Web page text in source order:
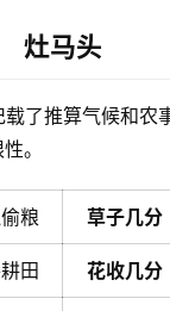
灶马头
了推算气候和农
。
粮 草子几分
田 花收几分